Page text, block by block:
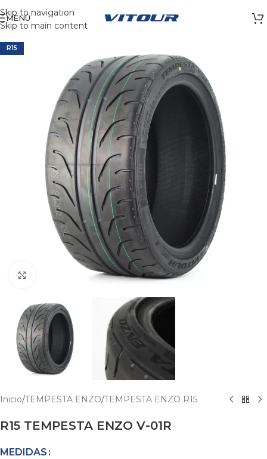
Skip to navigation
Skip to main content
MENÚ
R15
Click para agrandar
Inicio/TEMPESTA ENZO/TEMPESTA ENZO R15
R15 TEMPESTA ENZO V-01R
MEDIDAS